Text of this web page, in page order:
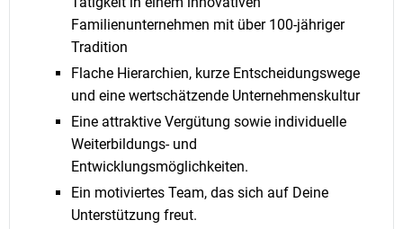
Familienunternehmen mit über 100-jähriger
Tradition
Flache Hierarchien, kurze Entscheidungswege
und eine wertschätzende Unternehmenskultur
Eine attraktive Vergütung sowie individuelle
Weiterbildungs- und
Entwicklungsmöglichkeiten.
Ein motiviertes Team, das sich auf Deine
Unterstützung freut.